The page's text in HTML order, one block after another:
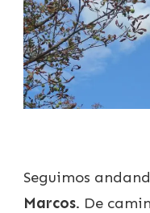
Seguimos
Marcos. De